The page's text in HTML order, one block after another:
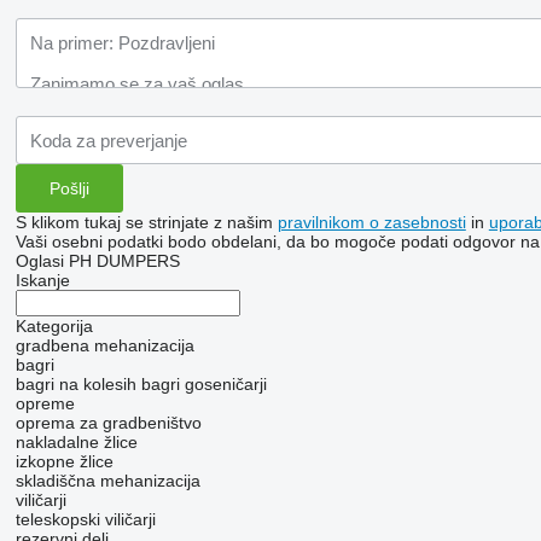
S klikom tukaj se strinjate z našim pravilnikom o zasebnostiin
Vaši osebni podatki bodo obdelani, da bo mogoče podati odgovor
Oglasi PH DUMPERS
Iskanje
Kategorija
gradbena mehanizacija
bagri
bagri na kolesih bagri goseničarji
opreme
oprema za gradbeništvo
nakladalne žlice
izkopne žlice
skladiščna mehanizacija
viličarji
teleskopski viličarji